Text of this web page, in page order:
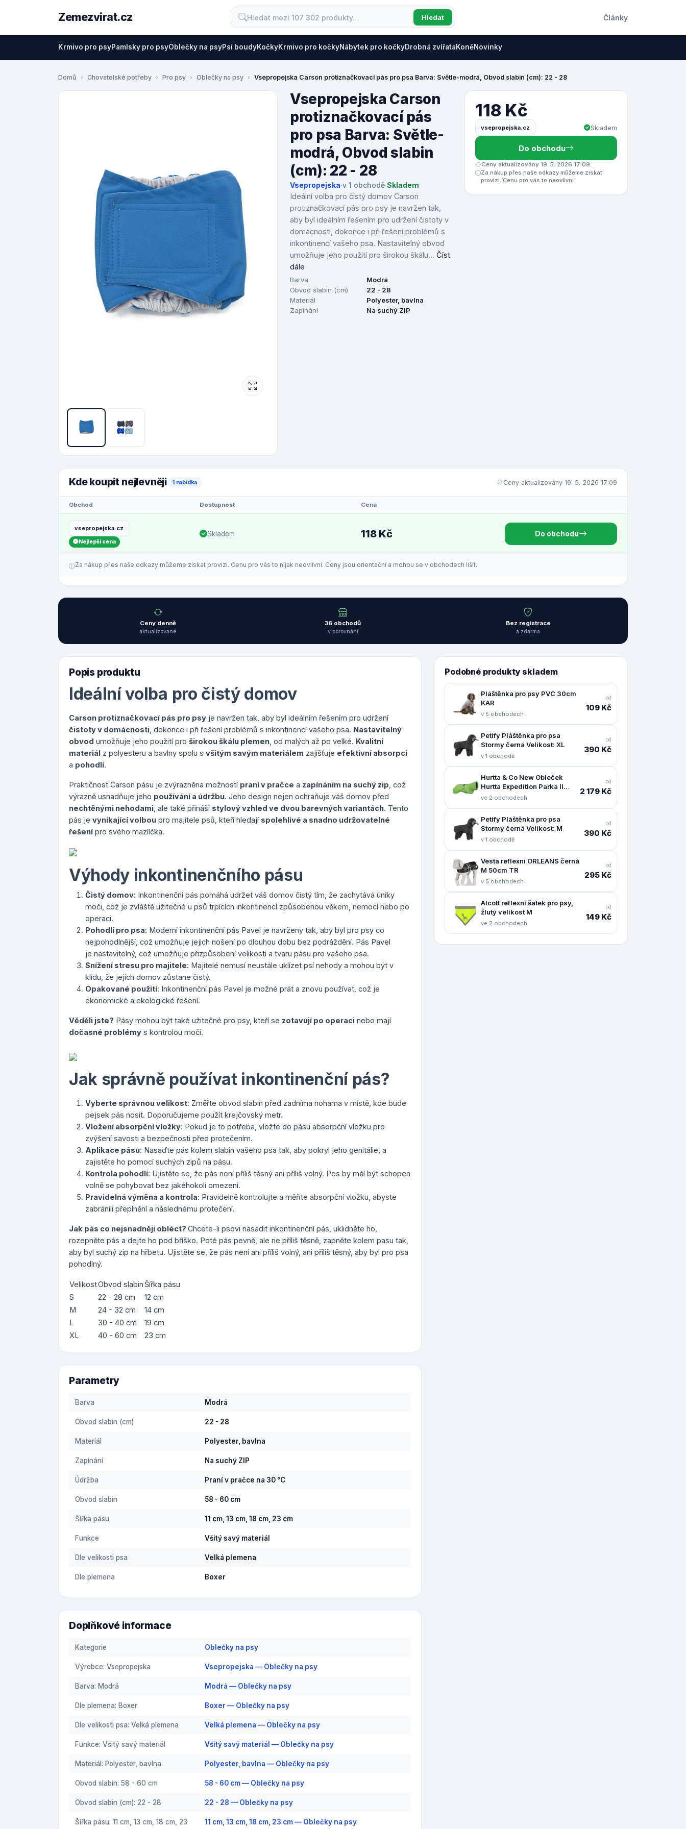
Zemezvirat.cz Hledat Články
Krmivo pro psyPamlsky pro psyOblečky na psyPsí boudyKočkyKrmivo pro kočkyNábytek pro kočkyDrobná zvířataKoněNovinky
Domů Chovatelské potřeby Pro psy Oblečky na psy Vsepropejska Carson protiznačkovací pás pro psa Barva: Světle-modrá, Obvod slabin (cm): 22 - 28
Vsepropejska Carson
protiznačkovací pás
pro psa Barva: Světle-
modrá, Obvod slabin
(cm): 22 - 28
Vsepropejska·v 1 obchodě·Skladem
Ideální volba pro čistý domov Carson
protiznačkovací pás pro psy je navržen tak,
aby byl ideálním řešením pro udržení čistoty v
domácnosti, dokonce i při řešení problémů s
inkontinencí vašeho psa. Nastavitelný obvod
umožňuje jeho použití pro širokou škálu... Číst
dále
Barva
Modrá
Obvod slabin (cm)
22 - 28
Materiál
Polyester, bavlna
Zapínání
Na suchý ZIP
118 Kč
vsepropejska.cz Skladem
Do obchodu
Ceny aktualizovány 19. 5. 2026 17:09
Za nákup přes naše odkazy můžeme získat
provizi. Cenu pro vás to neovlivní.
Kde koupit nejlevněji 1 nabídka Ceny aktualizovány 19. 5. 2026 17:09
Obchod Dostupnost Cena
vsepropejska.cz
Nejlepší cena
Skladem 118 Kč Do obchodu
Za nákup přes naše odkazy můžeme získat provizi. Cenu pro vás to nijak neovlivní. Ceny jsou orientační a mohou se v obchodech lišit.
Ceny denně
aktualizované
36 obchodů
v porovnání
Bez registrace
a zdarma
Popis produktu
Ideální volba pro čistý domov
Carson protiznačkovací pás pro psy je navržen tak, aby byl ideálním řešením pro udržení
čistoty v domácnosti , dokonce i při řešení problémů s inkontinencí vašeho psa. Nastavitelný
obvod umožňuje jeho použití pro širokou škálu plemen , od malých až po velké. Kvalitní
materiál z polyesteru a bavlny spolu s všitým savým materiálem zajišťuje efektivní absorpci
a pohodlí.
Praktičnost Carson pásu je zvýrazněna možností praní v pračce a zapínáním na suchý zip , což
výrazně usnadňuje jeho používání a údržbu. Jeho design nejen ochraňuje váš domov před
nechtěnými nehodami , ale také přináší stylový vzhled ve dvou barevných variantách. Tento
pás je vynikající volbou pro majitele psů, kteří hledají spolehlivé a snadno udržovatelné
řešení pro svého mazlíčka.
Výhody inkontinenčního pásu
Čistý domov: Inkontinenční pás pomáhá udržet váš domov čistý tím, že zachytává úniky
moči, což je zvláště užitečné u psů trpících inkontinencí způsobenou věkem, nemocí nebo po
operaci.
Pohodlí pro psa: Moderní inkontinenční pás Pavel je navrženy tak, aby byl pro psy co
nejpohodlnější, což umožňuje jejich nošení po dlouhou dobu bez podráždění. Pás Pavel
je nastavitelný, což umožňuje přizpůsobení velikosti a tvaru pásu pro vašeho psa.
Snížení stresu pro majitele: Majitelé nemusí neustále uklízet psí nehody a mohou být v
klidu, že jejich domov zůstane čistý.
Opakované použití: Inkontinenční pás Pavel je možné prát a znovu používat, což je
ekonomické a ekologické řešení.
Věděli jste? Pásy mohou být také užitečné pro psy, kteří se zotavují po operaci nebo mají
dočasné problémy s kontrolou moči.
Jak správně používat inkontinenční pás?
Vyberte správnou velikost: Změřte obvod slabin před zadníma nohama v místě, kde bude
pejsek pás nosit. Doporučujeme použít krejčovský metr.
Vložení absorpční vložky: Pokud je to potřeba, vložte do pásu absorpční vložku pro
zvýšení savosti a bezpečnosti před protečením.
Aplikace pásu: Nasaďte pás kolem slabin vašeho psa tak, aby pokryl jeho genitálie, a
zajistěte ho pomocí suchých zipů na pásu.
Kontrola pohodlí: Ujistěte se, že pás není příliš těsný ani příliš volný. Pes by měl být schopen
volně se pohybovat bez jakéhokoli omezení.
Pravidelná výměna a kontrola: Pravidelně kontrolujte a měňte absorpční vložku, abyste
zabránili přeplnění a následnému protečení.
Jak pás co nejsnadněji obléct? Chcete-li psovi nasadit inkontinenční pás, uklidněte ho,
rozepněte pás a dejte ho pod bříško. Poté pás pevně, ale ne příliš těsně, zapněte kolem pasu tak,
aby byl suchý zip na hřbetu. Ujistěte se, že pás není ani příliš volný, ani příliš těsný, aby byl pro psa
pohodlný.
VelikostObvod slabin Šířka pásu
S
22 - 28 cm
12 cm
M
24 - 32 cm
14 cm
L
30 - 40 cm
19 cm
XL
40 - 60 cm 23 cm
Parametry
Barva Modrá
Obvod slabin (cm) 22 - 28
Materiál Polyester, bavlna
Zapínání Na suchý ZIP
Údržba Praní v pračce na 30 °C
Obvod slabin 58 - 60 cm
Šířka pásu 11 cm, 13 cm, 18 cm, 23 cm
Funkce Všitý savý materiál
Dle velikosti psa Velká plemena
Dle plemena Boxer
Doplňkové informace
Kategorie Oblečky na psy
Výrobce: Vsepropejska Vsepropejska — Oblečky na psy
Barva: Modrá Modrá — Oblečky na psy
Dle plemena: Boxer Boxer — Oblečky na psy
Dle velikosti psa: Velká plemena Velká plemena — Oblečky na psy
Funkce: Všitý savý materiál Všitý savý materiál — Oblečky na psy
Materiál: Polyester, bavlna Polyester, bavlna — Oblečky na psy
Obvod slabin: 58 - 60 cm 58 - 60 cm — Oblečky na psy
Obvod slabin (cm): 22 - 28 22 - 28 — Oblečky na psy
Šířka pásu: 11 cm, 13 cm, 18 cm, 23
11 cm, 13 cm, 18 cm, 23 cm — Oblečky na psy
Podobné produkty skladem
Pláštěnka pro psy PVC 30cm
KAR
v 5 obchodech
od
109 Kč
Petify Pláštěnka pro psa
Stormy černá Velikost: XL
v 1 obchodě
od
390 Kč
Hurtta & Co New Obleček
Hurtta Expedition Parka II
petrželový 55
ve 2 obchodech
od
2 179 Kč
Petify Pláštěnka pro psa
Stormy černá Velikost: M
v 1 obchodě
od
390 Kč
Vesta reflexní ORLEANS černá
M 50cm TR
v 5 obchodech
od
295 Kč
Alcott reflexní šátek pro psy,
žlutý velikost M
ve 2 obchodech
od
149 Kč